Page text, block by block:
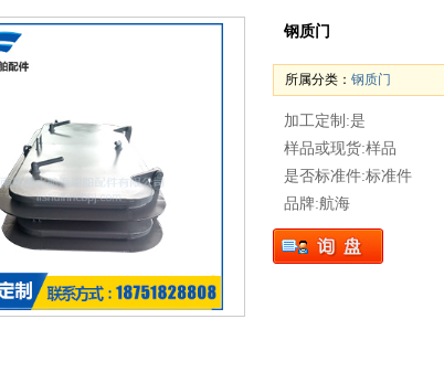
钢质门
所属分类： 钢质门
加工定制:是
样品或现货:样品
是否标准件:标准件
品牌:航海